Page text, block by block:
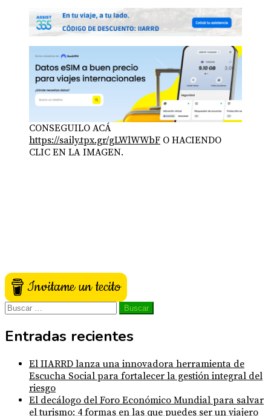
CONSEGUILO ACÁ
https://saily.tpx.gr/gLWlWWbF O HACIENDO
CLIC EN LA IMAGEN.
Invitame un tecito
Buscar:
Entradas recientes
El IIARRD lanza una innovadora herramienta de
Escucha Social para fortalecer la gestión integral del
riesgo
El decálogo del Foro Económico Mundial para salvar
el turismo: 4 formas en las que puedes ser un viajero